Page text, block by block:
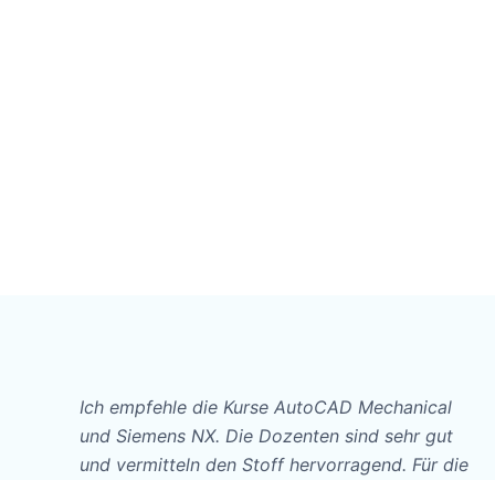
Ich empfehle die Kurse AutoCAD Mechanical
und Siemens NX. Die Dozenten sind sehr gut
und vermitteln den Stoff hervorragend. Für die